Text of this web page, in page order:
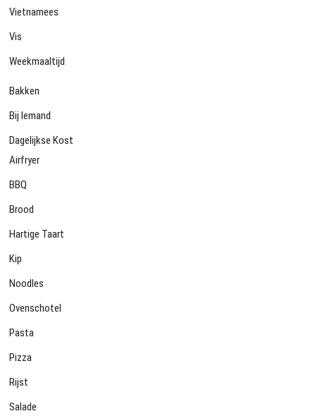
Vietnamees
Vis
Weekmaaltijd
Bakken
Bij Iemand
Dagelijkse Kost
Airfryer
BBQ
Brood
Hartige Taart
Kip
Noodles
Ovenschotel
Pasta
Pizza
Rijst
Salade